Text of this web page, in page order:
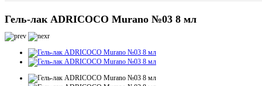
Гель-лак ADRICOCO Murano №03 8 мл